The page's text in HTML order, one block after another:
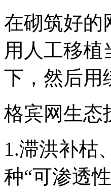
在砌筑好的
用人工移植
下，然后用
格宾网生态
1.滞洪补枯
种“可渗透